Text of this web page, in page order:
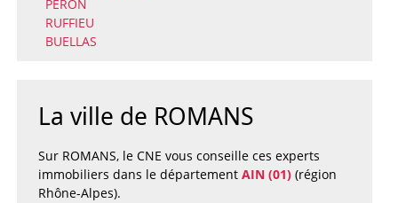
PERON
RUFFIEU
BUELLAS
La ville de ROMANS
Sur ROMANS, le CNE vous conseille ces experts
immobiliers dans le département AIN (01)(région
Rhône-Alpes).